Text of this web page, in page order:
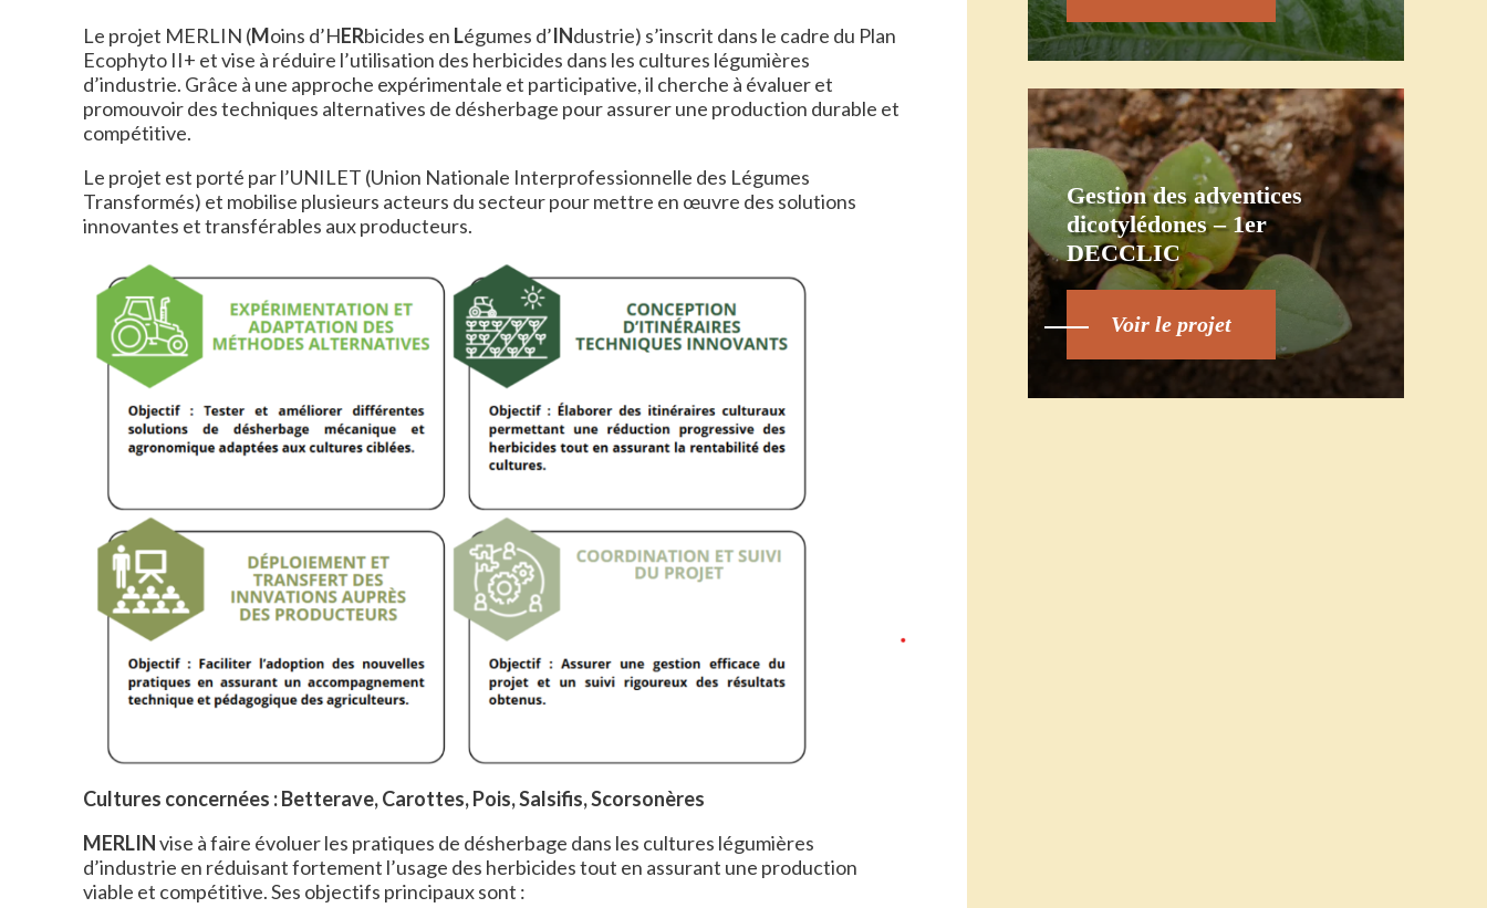
Le projet MERLIN (Moins d’HERbicides en Légumes d’INdustrie) s’inscrit dans le cadre du Plan
Ecophyto II+ et vise à réduire l’utilisation des herbicides dans les cultures légumières
d’industrie. Grâce à une approche expérimentale et participative, il cherche à évaluer et
promouvoir des techniques alternatives de désherbage pour assurer une production durable et
compétitive.
Le projet est porté par l’UNILET (Union Nationale Interprofessionnelle des Légumes
Transformés) et mobilise plusieurs acteurs du secteur pour mettre en œuvre des solutions
innovantes et transférables aux producteurs.
Cultures concernées : Betterave, Carottes, Pois, Salsifis, Scorsonères
MERLINvise à faire évoluer les pratiques de désherbage dans les cultures légumières
d’industrie en réduisant fortement l’usage des herbicides tout en assurant une production
viable et compétitive. Ses objectifs principaux sont :
Gestion des adventices
dicotylédones – 1er
DECCLIC
Voir le projet